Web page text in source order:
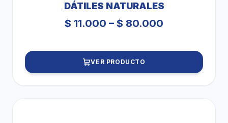
DÁTILES NATURALES
$ 11.000 – $ 80.000
$ 11.000
through
VER PRODUCTO